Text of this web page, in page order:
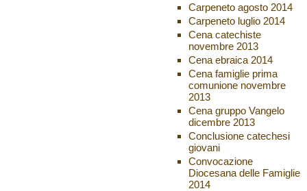
Carpeneto agosto 2014
Carpeneto luglio 2014
Cena catechiste
novembre 2013
Cena ebraica 2014
Cena famiglie prima
comunione novembre
2013
Cena gruppo Vangelo
dicembre 2013
Conclusione catechesi
giovani
Convocazione
Diocesana delle Famiglie
2014